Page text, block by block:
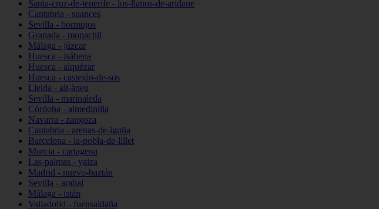
Santa-cruz-de-tenerife - los-llanos-de-aridane
Cantabria - suances
Sevilla - bormujos
Granada - monachil
Málaga - júzcar
Huesca - isábena
Huesca - alquézar
Huesca - castejón-de-sos
Lleida - alt-àneu
Sevilla - marinaleda
Córdoba - almedinilla
Navarra - zangoza
Cantabria - arenas-de-iguña
Barcelona - la-pobla-de-lillet
Murcia - cartagena
Las-palmas - yaiza
Madrid - nuevo-baztán
Sevilla - arahal
Málaga - istán
Valladolid - fuensaldaña